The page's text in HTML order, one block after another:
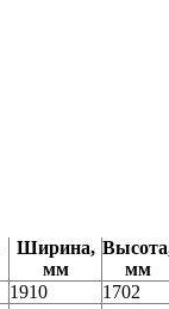
Ширина,
мм
мм
1910
1702